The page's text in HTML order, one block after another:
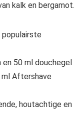
kalk en bergamot.
en 50 ml douchegel
ml Aftershave
houtachtige en